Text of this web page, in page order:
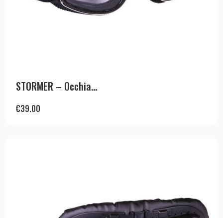
STORMER – Occhia...
€39.00